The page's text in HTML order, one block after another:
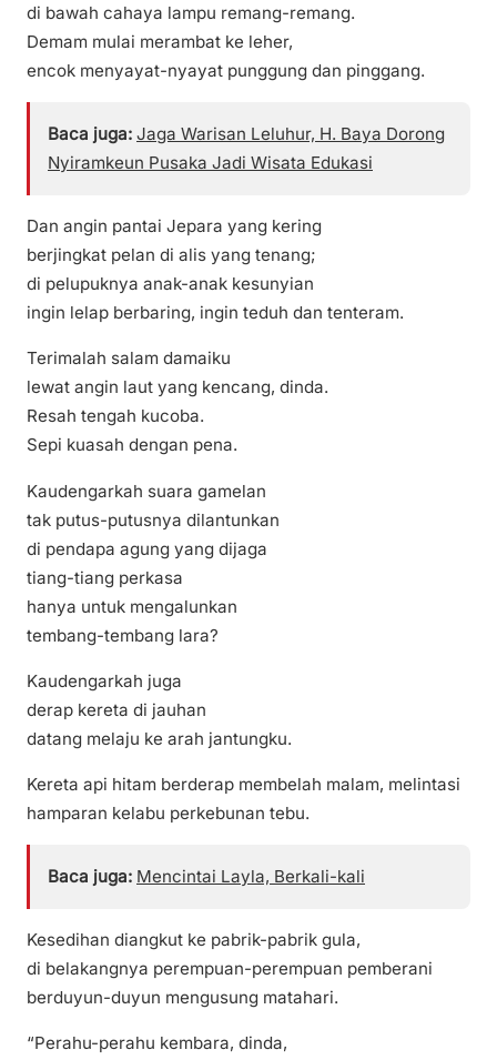
di bawah cahaya lampu remang-remang.
Demam mulai merambat ke leher,
encok menyayat-nyayat punggung dan pinggang.
Baca juga: Jaga Warisan Leluhur, H. Baya Dorong
Nyiramkeun Pusaka Jadi Wisata Edukasi
Dan angin pantai Jepara yang kering
berjingkat pelan di alis yang tenang;
di pelupuknya anak-anak kesunyian
ingin lelap berbaring, ingin teduh dan tenteram.
Terimalah salam damaiku
lewat angin laut yang kencang, dinda.
Resah tengah kucoba.
Sepi kuasah dengan pena.
Kaudengarkah suara gamelan
tak putus-putusnya dilantunkan
di pendapa agung yang dijaga
tiang-tiang perkasa
hanya untuk mengalunkan
tembang-tembang lara?
Kaudengarkah juga
derap kereta di jauhan
datang melaju ke arah jantungku.
Kereta api hitam berderap membelah malam, melintasi
hamparan kelabu perkebunan tebu.
Baca juga: Mencintai Layla, Berkali-kali
Kesedihan diangkut ke pabrik-pabrik gula,
di belakangnya perempuan-perempuan pemberani
berduyun-duyun mengusung matahari.
“Perahu-perahu kembara, dinda,